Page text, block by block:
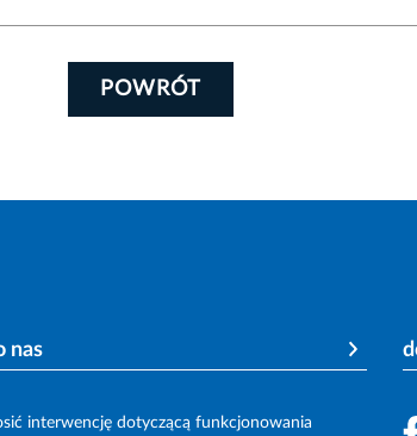
POWRÓT
nas
interwencję dotyczącą funkcjonowania